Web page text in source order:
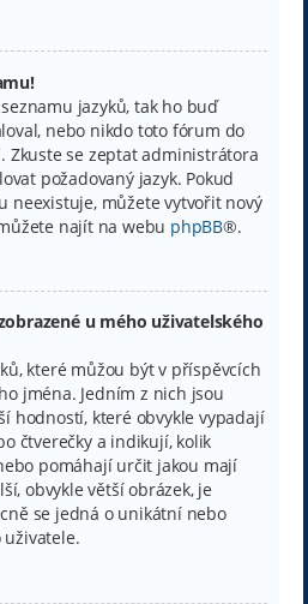
jazyků, tak ho buď
nebo nikdo toto fórum do
Zkuste se zeptat administrátora
požadovaný jazyk. Pokud
neexistuje, můžete vytvořit nový
najít na webu phpBB®.
u mého uživatelského
které můžou být v příspěvcích
jména. Jedním z nich jsou
hodností, které obvykle vypadají
čtverečky a indikují, kolik
pomáhají určit jakou mají
obvykle větší obrázek, je
se jedná o unikátní nebo
uživatele.